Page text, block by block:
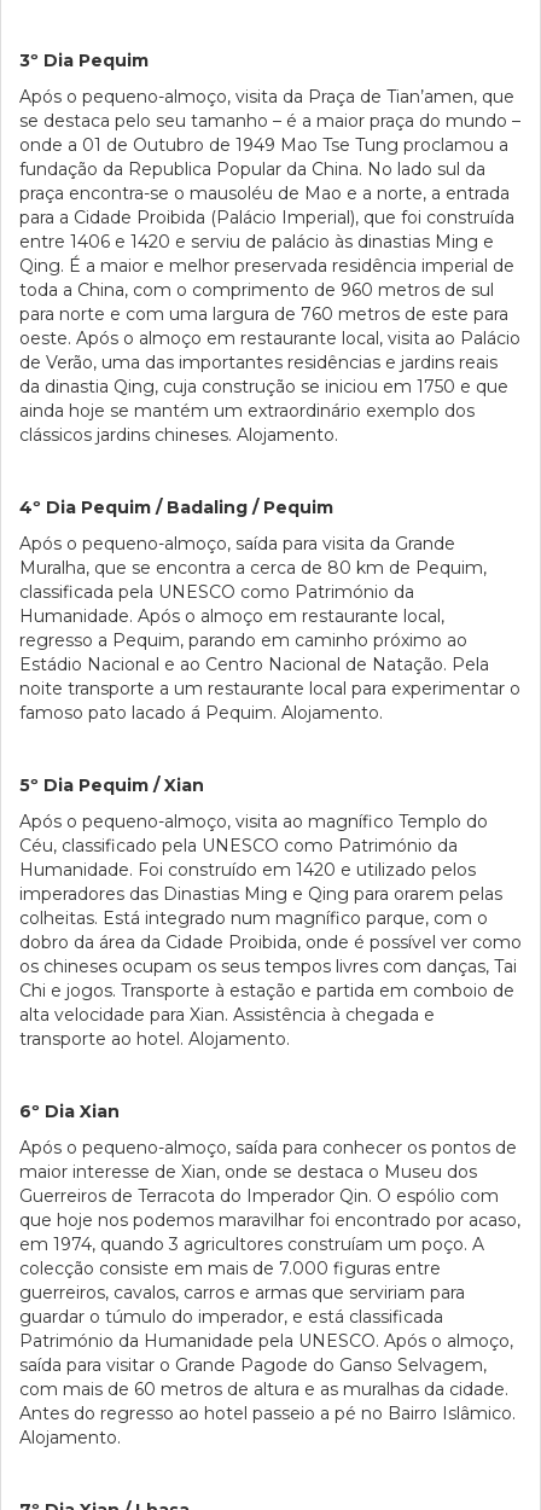
3º Dia Pequim
Após o pequeno-almoço, visita da Praça de Tian’amen, que
se destaca pelo seu tamanho – é a maior praça do mundo –
onde a 01 de Outubro de 1949 Mao Tse Tung proclamou a
fundação da Republica Popular da China. No lado sul da
praça encontra-se o mausoléu de Mao e a norte, a entrada
para a Cidade Proibida (Palácio Imperial), que foi construída
entre 1406 e 1420 e serviu de palácio às dinastias Ming e
Qing. É a maior e melhor preservada residência imperial de
toda a China, com o comprimento de 960 metros de sul
para norte e com uma largura de 760 metros de este para
oeste. Após o almoço em restaurante local, visita ao Palácio
de Verão, uma das importantes residências e jardins reais
da dinastia Qing, cuja construção se iniciou em 1750 e que
ainda hoje se mantém um extraordinário exemplo dos
clássicos jardins chineses. Alojamento.
4º Dia Pequim / Badaling / Pequim
Após o pequeno-almoço, saída para visita da Grande
Muralha, que se encontra a cerca de 80 km de Pequim,
classificada pela UNESCO como Património da
Humanidade. Após o almoço em restaurante local,
regresso a Pequim, parando em caminho próximo ao
Estádio Nacional e ao Centro Nacional de Natação. Pela
noite transporte a um restaurante local para experimentar o
famoso pato lacado á Pequim. Alojamento.
5º Dia Pequim / Xian
Após o pequeno-almoço, visita ao magnífico Templo do
Céu, classificado pela UNESCO como Património da
Humanidade. Foi construído em 1420 e utilizado pelos
imperadores das Dinastias Ming e Qing para orarem pelas
colheitas. Está integrado num magnífico parque, com o
dobro da área da Cidade Proibida, onde é possível ver como
os chineses ocupam os seus tempos livres com danças, Tai
Chi e jogos. Transporte à estação e partida em comboio de
alta velocidade para Xian. Assistência à chegada e
transporte ao hotel. Alojamento.
6º Dia Xian
Após o pequeno-almoço, saída para conhecer os pontos de
maior interesse de Xian, onde se destaca o Museu dos
Guerreiros de Terracota do Imperador Qin. O espólio com
que hoje nos podemos maravilhar foi encontrado por acaso,
em 1974, quando 3 agricultores construíam um poço. A
colecção consiste em mais de 7.000 figuras entre
guerreiros, cavalos, carros e armas que serviriam para
guardar o túmulo do imperador, e está classificada
Património da Humanidade pela UNESCO. Após o almoço,
saída para visitar o Grande Pagode do Ganso Selvagem,
com mais de 60 metros de altura e as muralhas da cidade.
Antes do regresso ao hotel passeio a pé no Bairro Islâmico.
Alojamento.